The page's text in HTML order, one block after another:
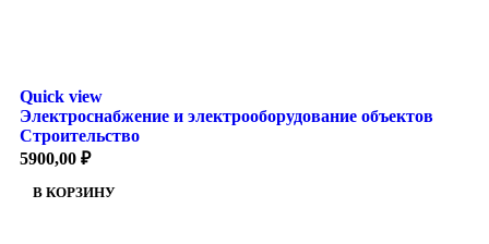
Quick view
Электроснабжение и электрооборудование объектов
Строительство
5900,00 ₽
В КОРЗИНУ